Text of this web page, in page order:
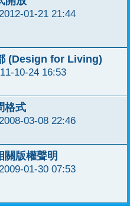
01-21 21:44
(Design for Living)
10-24 16:53
格式
03-08 22:46
關版權聲明
01-30 07:53